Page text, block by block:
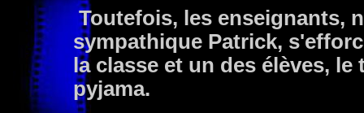
Toutefois, les enseignants,
sympathique Patrick,
la classe et un des élèves,
pyjama.